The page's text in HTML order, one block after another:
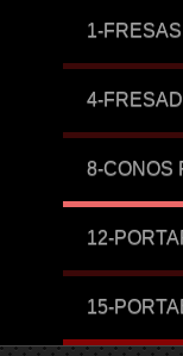
1-
4-
8-CONOS
12-
15-